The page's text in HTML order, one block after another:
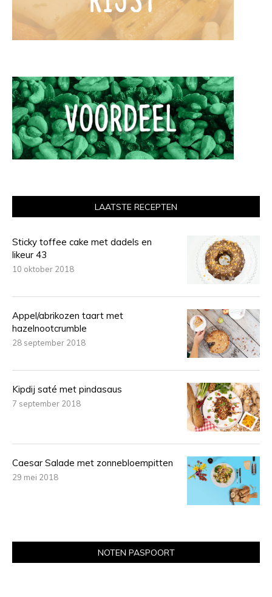
LAATSTE RECEPTEN
Sticky toffee cake met dadels en
likeur 43
10 oktober 2018
Appel/abrikozen taart met
hazelnootcrumble
28 september 2018
Kipdij saté met pindasaus
7 september 2018
Caesar Salade met zonnebloempitten
29 mei 2018
NOTEN PASPOORT